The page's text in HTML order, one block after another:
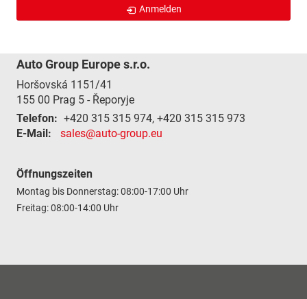
Anmelden
Auto Group Europe s.r.o.
Horšovská 1151/41
155 00 Prag 5 - Řeporyje
Telefon: +420 315 315 974, +420 315 315 973
E-Mail:
sales@auto-group.eu
Öffnungszeiten
Montag bis Donnerstag: 08:00-17:00 Uhr
Freitag: 08:00-14:00 Uhr